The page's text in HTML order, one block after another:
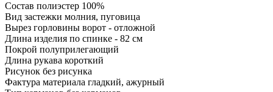
Состав полиэстер 100%
Вид застежки молния, пуговица
Вырез горловины ворот - отложной
Длина изделия по спинке - 82 см
Покрой полуприлегающий
Длина рукава короткий
Рисунок без рисунка
Фактура материала гладкий, ажурный